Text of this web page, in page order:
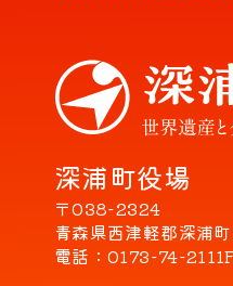
深浦町役場
〒038-2324
青森県西津軽郡深浦
電話
0173-74-2111